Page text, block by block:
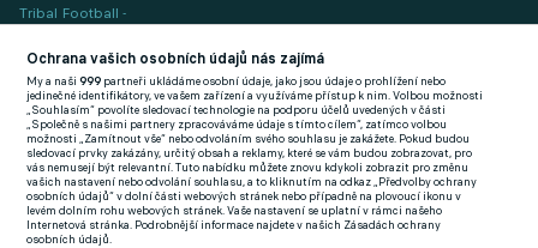
Tribal Football -
(EN)
FlashFutbal (SK)
Tenisportal.cz
Tenisové zprávy
na Livesportu
Ochrana vašich osobních údajů nás zajímá
My a naši999 partneři ukládáme osobní údaje, jako jsou údaje o prohlížení nebo
jedinečné identifikátory, ve vašem zařízení a využíváme přístup k nim. Volbou možnosti
„Souhlasím“ povolíte sledovací technologie na podporu účelů uvedených v části
„Společně s našimi partnery zpracováváme údaje s tímto cílem“, zatímco volbou
možnosti „Zamítnout vše“ nebo odvoláním svého souhlasu je zakážete. Pokud budou
sledovací prvky zakázány, určitý obsah a reklamy, které se vám budou zobrazovat, pro
vás nemusejí být relevantní. Tuto nabídku můžete znovu kdykoli zobrazit pro změnu
vašich nastavení nebo odvolání souhlasu, a to kliknutím na odkaz „Předvolby ochrany
osobních údajů“ v dolní části webových stránek nebo případně na plovoucí ikonu v
levém dolním rohu webových stránek. Vaše nastavení se uplatní v rámci našeho
Internetová stránka. Podrobnější informace najdete v našich Zásadách ochrany
osobních údajů.